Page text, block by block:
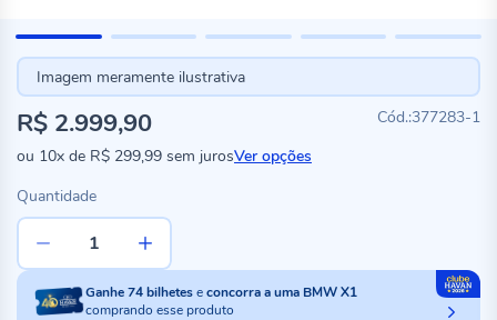
Imagem meramente ilustrativa
377283-1
R$ 2.999,90
ou 10x de R$ 299,99 sem jurosVer opções
Quantidade
Ganhe74bilheteseconcorra a uma BMW X1
comprando esse produto